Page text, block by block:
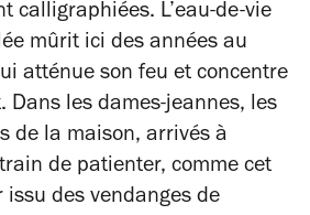
calligraphiées. L’eau-de-vie
mûrit ici des années au
atténue son feu et concentre
Dans les dames-jeannes, les
de la maison, arrivés à
de patienter, comme cet
des vendanges de